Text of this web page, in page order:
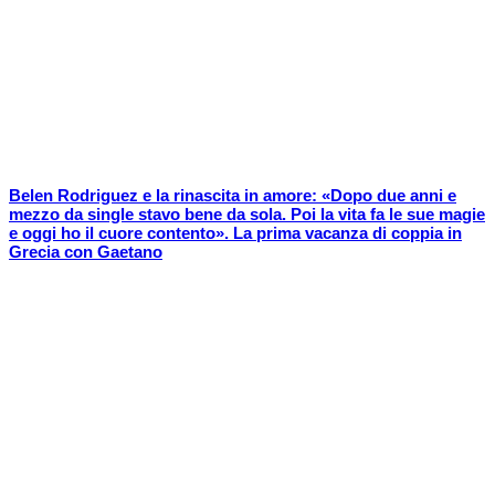
Belen Rodriguez e la rinascita in amore: «Dopo due anni e
mezzo da single stavo bene da sola. Poi la vita fa le sue magie
e oggi ho il cuore contento». La prima vacanza di coppia in
Grecia con Gaetano